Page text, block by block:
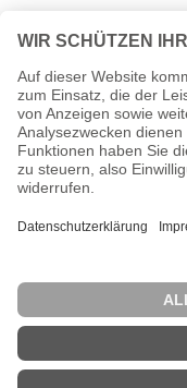
ARTIKEL
INFORMATIONEN
SHOP-
Vertrag widerrufen